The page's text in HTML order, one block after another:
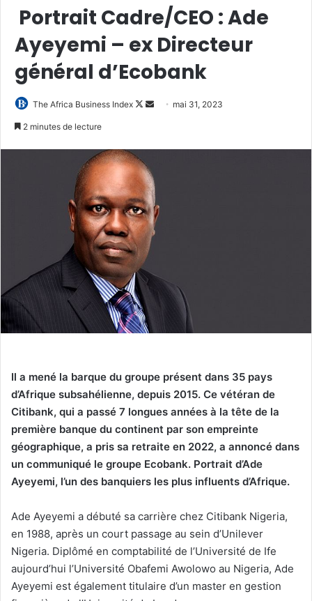
Portrait Cadre/CEO : Ade
Ayeyemi – ex Directeur
général d’Ecobank
The Africa Business Index
Follow
Envoyermai 31, 2023
2 minutes de lecture
Il a mené la barque du groupe présent dans 35 pays
d’Afrique subsahélienne, depuis 2015. Ce vétéran de
Citibank, qui a passé 7 longues années à la tête de la
première banque du continent par son empreinte
géographique, a pris sa retraite en 2022, a annoncé dans
un communiqué le groupe Ecobank. Portrait d’Ade
Ayeyemi, l’un des banquiers les plus influents d’Afrique.
Ade Ayeyemi a débuté sa carrière chez Citibank Nigeria,
en 1988, après un court passage au sein d’Unilever
Nigeria. Diplômé en comptabilité de l’Université de Ife
aujourd’hui l’Université Obafemi Awolowo au Nigeria, Ade
Ayeyemi est également titulaire d’un master en gestion